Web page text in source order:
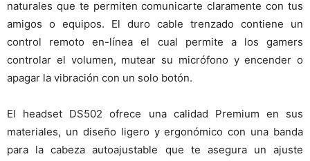
naturales que te permiten comunicarte claramente con tus
amigos o equipos. El duro cable trenzado contiene un
control remoto en-línea el cual permite a los gamers
controlar el volumen, mutear su micrófono y encender o
apagar la vibración con un solo botón.
El headset DS502 ofrece una calidad Premium en sus
materiales, un diseño ligero y ergonómico con una banda
para la cabeza autoajustable que te asegura un ajuste